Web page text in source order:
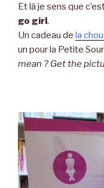
Et là je sens que
go girl.
Un cadeau de la
un pour la Petite
mean ? Get the